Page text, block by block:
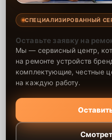
СПЕЦИАЛИЗИРОВАННЫЙ
Оставьте заявку на
Мы — сервисный центр,
на ремонте устройств
комплектующие, честные
на каждую работу.